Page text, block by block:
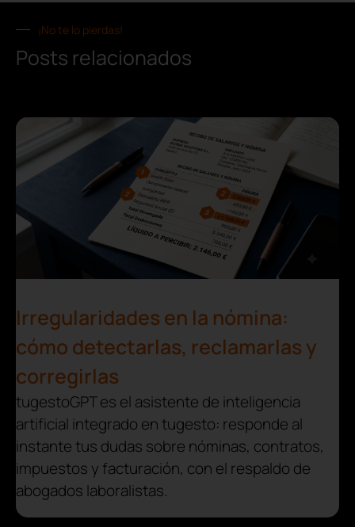
¡No te lo pierdas!
Posts relacionados
Irregularidades en la nómina:
cómo detectarlas, reclamarlas y
corregirlas
tugestoGPT es el asistente de inteligencia
artificial integrado en tugesto: responde al
instante tus dudas sobre nóminas, contratos,
impuestos y facturación, con el respaldo de
abogados laboralistas.